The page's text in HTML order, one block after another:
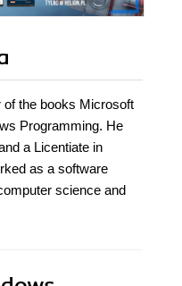
of the books Microsoft
Programming. He
a Licentiate in
as a software
science and